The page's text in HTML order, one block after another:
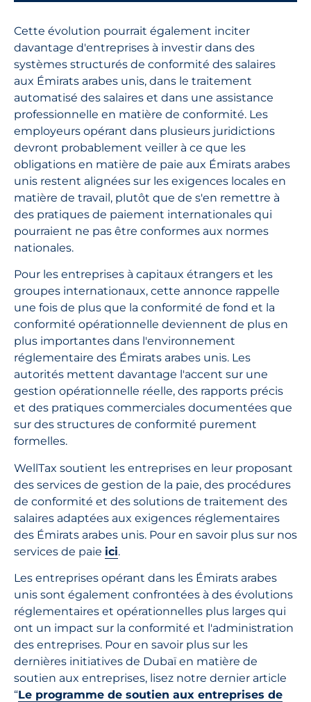
Cette évolution pourrait également inciter
davantage d'entreprises à investir dans des
systèmes structurés de conformité des salaires
aux Émirats arabes unis, dans le traitement
automatisé des salaires et dans une assistance
professionnelle en matière de conformité. Les
employeurs opérant dans plusieurs juridictions
devront probablement veiller à ce que les
obligations en matière de paie aux Émirats arabes
unis restent alignées sur les exigences locales en
matière de travail, plutôt que de s'en remettre à
des pratiques de paiement internationales qui
pourraient ne pas être conformes aux normes
nationales.
Pour les entreprises à capitaux étrangers et les
groupes internationaux, cette annonce rappelle
une fois de plus que la conformité de fond et la
conformité opérationnelle deviennent de plus en
plus importantes dans l'environnement
réglementaire des Émirats arabes unis. Les
autorités mettent davantage l'accent sur une
gestion opérationnelle réelle, des rapports précis
et des pratiques commerciales documentées que
sur des structures de conformité purement
formelles.
WellTax soutient les entreprises en leur proposant
des services de gestion de la paie, des procédures
de conformité et des solutions de traitement des
salaires adaptées aux exigences réglementaires
des Émirats arabes unis. Pour en savoir plus sur nos
services de paie ici.
Les entreprises opérant dans les Émirats arabes
unis sont également confrontées à des évolutions
réglementaires et opérationnelles plus larges qui
ont un impact sur la conformité et l'administration
des entreprises. Pour en savoir plus sur les
dernières initiatives de Dubaï en matière de
soutien aux entreprises, lisez notre dernier article
“Le programme de soutien aux entreprises de